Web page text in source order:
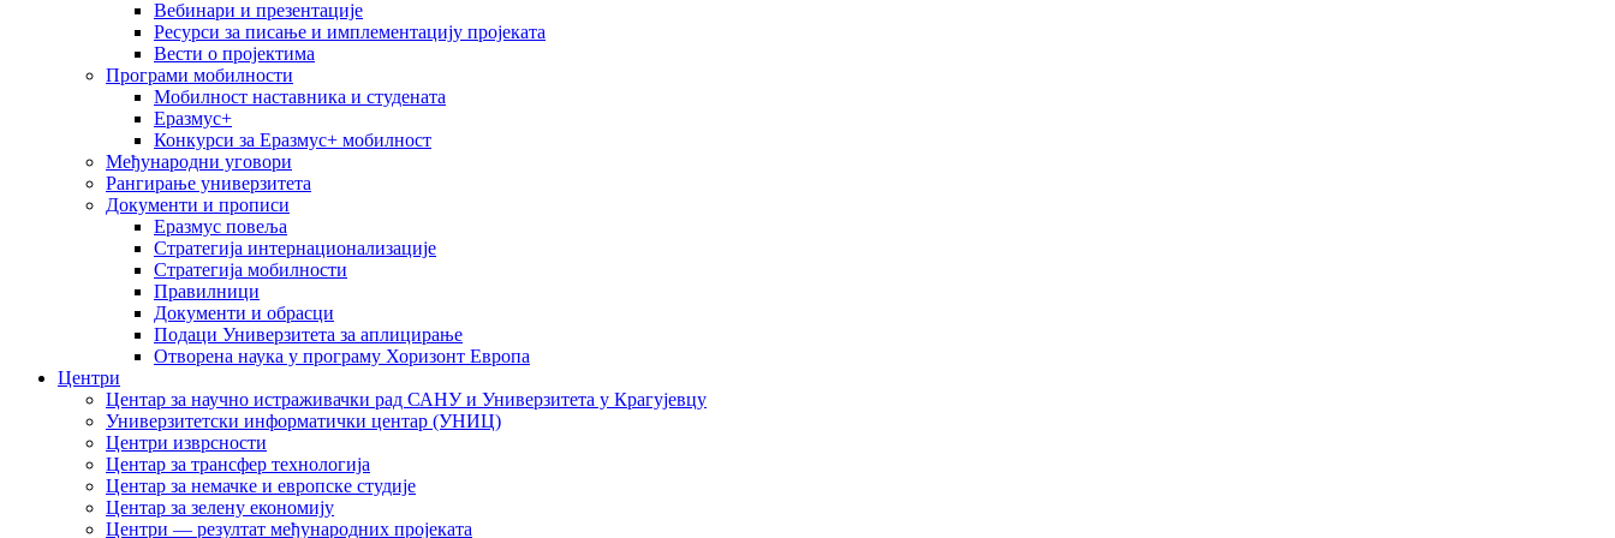
Вебинари и презентације
Ресурси за писање и имплементацију пројеката
Вести о пројектима
Програми мобилности
Мобилност наставника и студената
Еразмус+
Конкурси за Еразмус+ мобилност
Међународни уговори
Рангирање универзитета
Документи и прописи
Еразмус повеља
Стратегија интернационализације
Стратегија мобилности
Правилници
Документи и обрасци
Подаци Универзитета за аплицирање
Отворена наука у програму Хоризонт Европа
Центри
Центар за научно истраживачки рад САНУ и Универзитета у Крагујевцу
Универзитетски информатички центар (УНИЦ)
Центри изврсности
Центар за трансфер технологија
Центар за немачке и европске студије
Центар за зелену економију
Центри — резултат међународних пројеката